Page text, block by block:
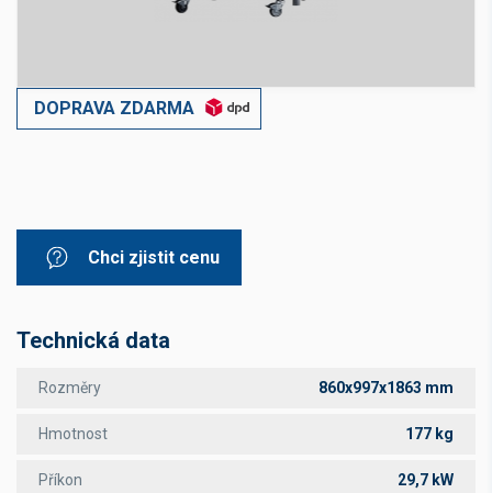
DOPRAVA ZDARMA
Chci zjistit cenu
Technická data
Rozměry 860x997x1863 mm
Hmotnost 177 kg
Příkon 29,7 kW